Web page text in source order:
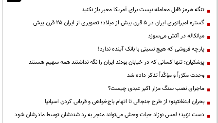
تنگه هرمز قابل معامله نیست برای آمریکا معبر باز نکنید
گستره امپراتوری ایران در ۵ قرن پیش از میلاد؛ تصویری از ایران ۲۵ قرن پیش
میانکاله در آتش می‌سوزد
پارچه فروشی که هیچ نسبتی با بانک آینده ندارد!
پزشکیان: تنها کسانی که در خیابان بودند ایران را نگه نداشتند همه سهیم هستند
وحدت مکرّراً و مؤکّداً تذکر داده شد
ماجرای نصب سنگ مزار اکبر عبدی چیست؟
بحران اینفانتینو؛ از طرح جنجالی تا اتهام باج‌خواهی و قربانی کردن اسپانیا
دست نزنید؛ لمس نوزاد حیات وحش می‌تواند منجر به رد شدنشان توسط مادرشان شود